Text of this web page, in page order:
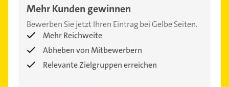
Mehr Kunden gewinnen
Bewerben Sie jetzt Ihren Eintrag bei Gelbe Seiten.
Mehr Reichweite
Abheben von Mitbewerbern
Relevante Zielgruppen erreichen